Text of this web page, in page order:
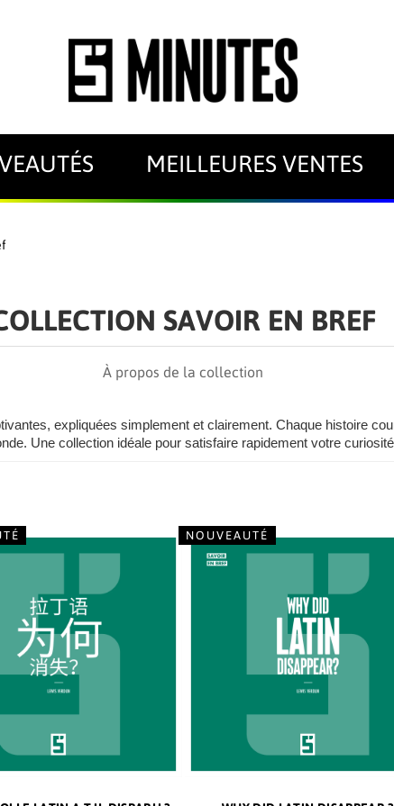
MEILLEURES VENTES
SAVOIR EN BREF
À propos de la collection
expliquées simplement et clairement. Chaque histoire
Une collection idéale pour satisfaire rapidement votre
NOUVEAUTÉ